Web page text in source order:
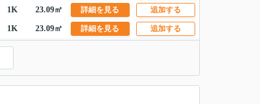
1K 23.09㎡ 詳細を見る 追加する
1K 23.09㎡ 詳細を見る 追加する